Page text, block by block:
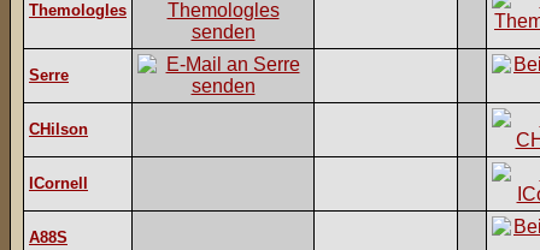
Themologles
Serre
CHilson
ICornell
A88S